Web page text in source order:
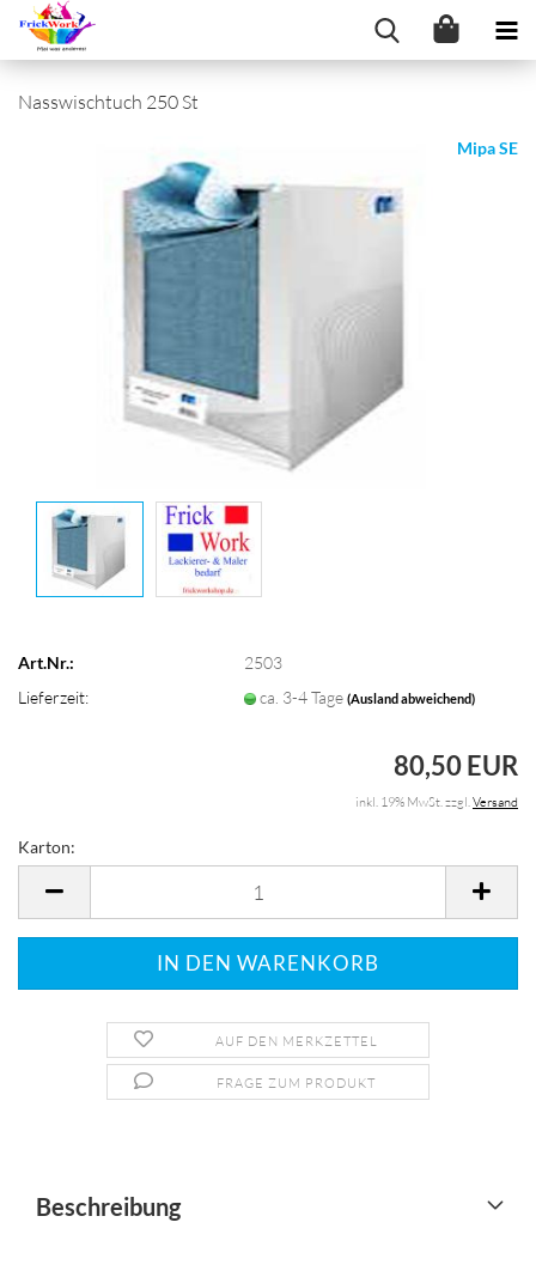
Nasswischtuch 250 St
Mipa SE
Art.Nr.:
2503
Lieferzeit:
ca. 3-4 Tage(Ausland abweichend)
80,50 EUR
inkl. 19% MwSt. zzgl.Versand
Karton:
AUF DEN MERKZETTEL
FRAGE ZUM PRODUKT
Beschreibung